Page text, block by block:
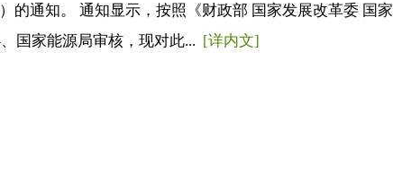
通知。 通知显示，按照《财政部 国家发展改革委 国
国家能源局审核，现对此... [详内文]